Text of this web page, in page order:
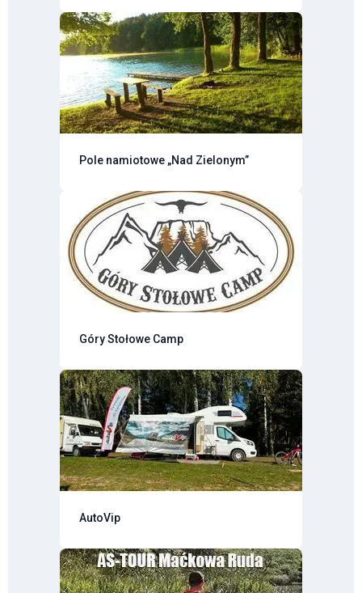
Pole namiotowe „Nad Zielonym”
Góry Stołowe Camp
AutoVip